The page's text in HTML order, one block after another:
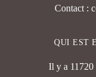
Contact :
QUI EST
Il y a 11720